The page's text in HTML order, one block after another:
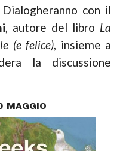
con il
, autore del libro La
(e felice), insieme a
la discussione
MAGGIO